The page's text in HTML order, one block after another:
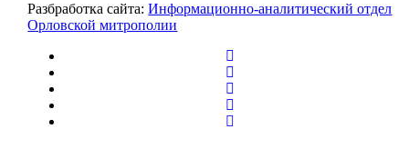
Разбработка сайта:Информационно-аналитический отдел
Орловской митрополии